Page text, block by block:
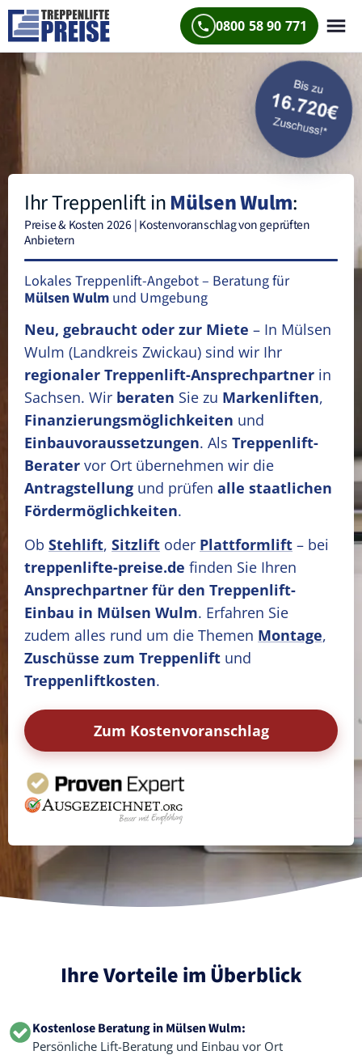
0800 58 90 771
Ihr Treppenlift inMülsen Wulm:
Preise & Kosten 2026 | Kostenvoranschlag von geprüften
Anbietern
Lokales Treppenlift-Angebot – Beratung für
Mülsen Wulm und Umgebung
Neu, gebraucht oder zur Miete – In Mülsen
Wulm (Landkreis Zwickau) sind wir Ihr
regionaler Treppenlift-Ansprechpartner in
Sachsen. Wir beraten Sie zu Markenliften,
Finanzierungsmöglichkeiten und
Einbauvoraussetzungen. Als Treppenlift-
Berater vor Ort übernehmen wir die
Antragstellung und prüfen alle staatlichen
Fördermöglichkeiten.
Ob Stehlift, Sitzlift oder Plattformlift – bei
treppenlifte-preise.de finden Sie Ihren
Ansprechpartner für den Treppenlift-
Einbau in Mülsen Wulm. Erfahren Sie
zudem alles rund um die Themen Montage,
Zuschüsse zum Treppenlift und
Treppenliftkosten.
Zum Kostenvoranschlag
Ihre Vorteile im Überblick
Kostenlose Beratung in Mülsen Wulm:
Persönliche Lift-Beratung und Einbau vor Ort